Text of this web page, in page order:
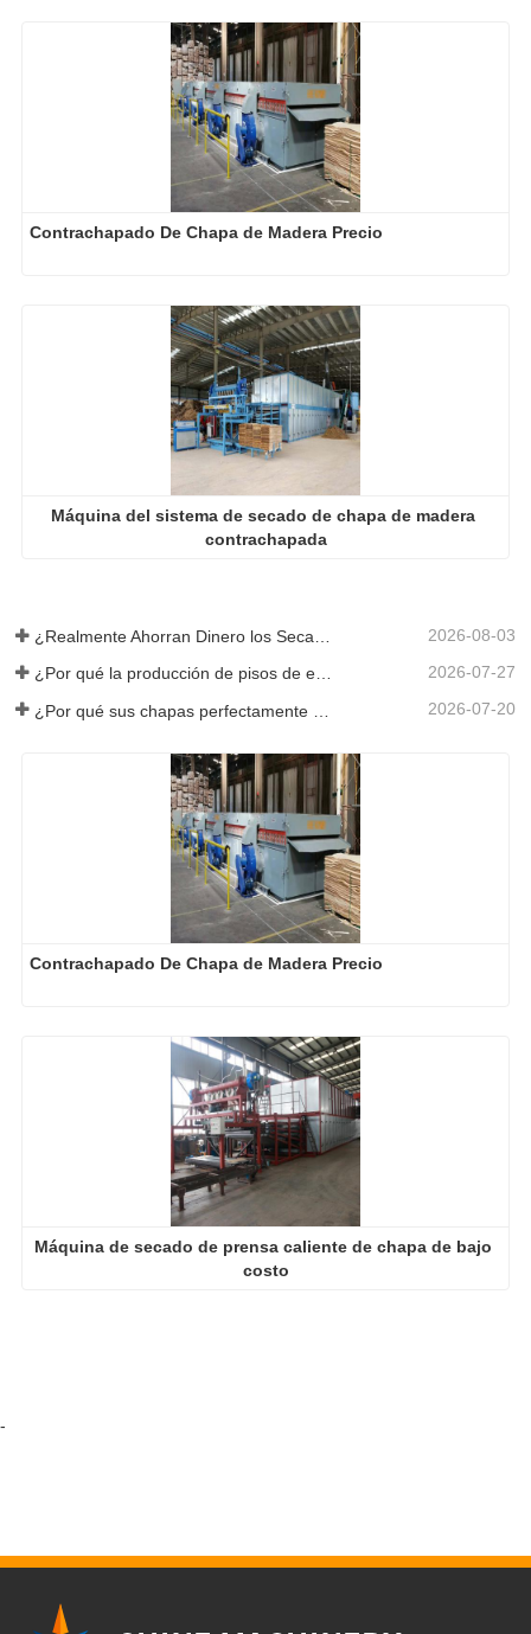
Contrachapado De Chapa de Madera Precio
Máquina del sistema de secado de chapa de madera
contrachapada
2026-08-03
¿Por qué la producción de pisos de eucalipto necesita un secador de chapas? 2026-07-27
2026-07-20
Contrachapado De Chapa de Madera Precio
Máquina de secado de prensa caliente de chapa de bajo
costo
-